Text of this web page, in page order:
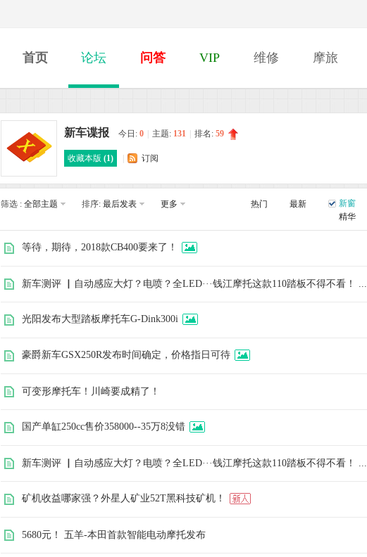
首页 论坛 问答 VIP 维修 摩旅
新车谍报 今日: 0 主题: 131 排名: 59
收藏本版 (1) 订阅
筛选 : 全部主题 排序: 最后发表 更多 新窗
最新
热门
精华
等待，期待，2018款CB400要来了！
新车测评 ▏自动感应大灯？电喷？全LED···钱江摩托这款110踏板不得不看！ ...
光阳发布大型踏板摩托车G-Dink300i
豪爵新车GSX250R发布时间确定，价格指日可待
可变形摩托车！川崎要成精了！
国产单缸250cc售价358000--35万8没错
新车测评 ▏自动感应大灯？电喷？全LED···钱江摩托这款110踏板不得不看！ ...
矿机收益哪家强？外星人矿业52T黑科技矿机！
5680元！ 五羊-本田首款智能电动摩托发布